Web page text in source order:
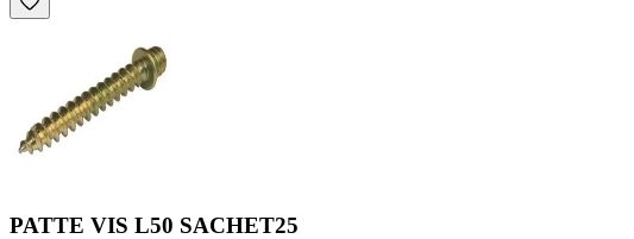
PATTE VIS L50 SACHET25